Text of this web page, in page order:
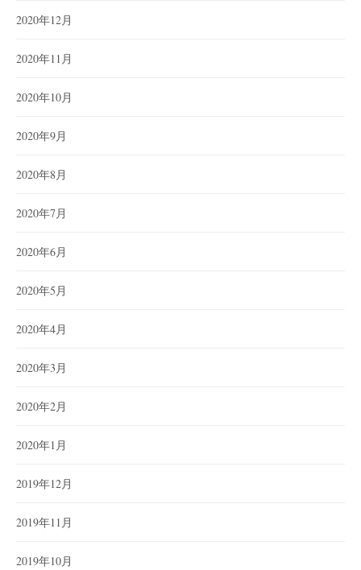
2020年12月
2020年11月
2020年10月
2020年9月
2020年8月
2020年7月
2020年6月
2020年5月
2020年4月
2020年3月
2020年2月
2020年1月
2019年12月
2019年11月
2019年10月